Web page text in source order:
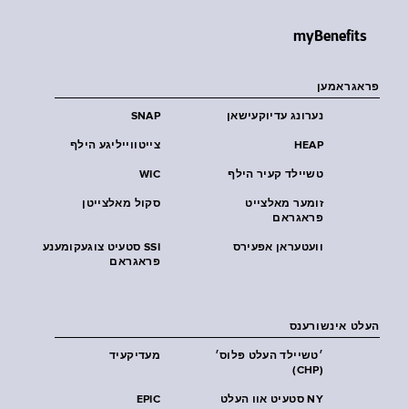
myBenefits
פראגראמען
SNAP נערונג עדיוקעישאן
צייטווייליגע הילף HEAP
WIC טשיילד קעיר הילף
סקול מאלצייטן
זומער מאלצייט
פראגראם
SSI סטעיט צוגעקומענע
פראגראם
וועטעראן אפעירס
העלט אינשורענס
מעדיקעיד
׳טשיילד העלט פּלוס׳
(CHP)
EPIC NY סטעיט אוו העלט